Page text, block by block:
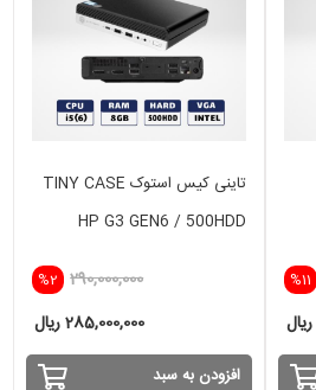
%11
تاینی کیس استوک TINY CASE
HP G3 GEN6 / 500HDD
%2 290,000,000
285,000,000 ریال
افزودن به سبد